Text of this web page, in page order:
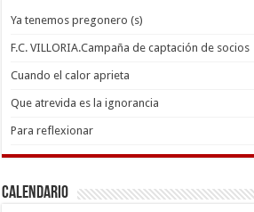
Ya tenemos pregonero (s)
F.C. VILLORIA.Campaña de captación de socios
Cuando el calor aprieta
Que atrevida es la ignorancia
Para reflexionar
Calendario